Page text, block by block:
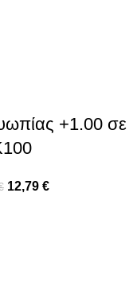
+1.00 σε
12,79 €